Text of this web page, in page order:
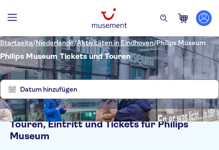
Startseite/Niederlande/Aktivitäten in Eindhoven/Philips Museum
Philips Museum Tickets und Touren
Datum hinzufügen
Filter
Filter
löschen
Keine
Ergebnisse
Touren, Eintritt und Tickets für Philips
Museum